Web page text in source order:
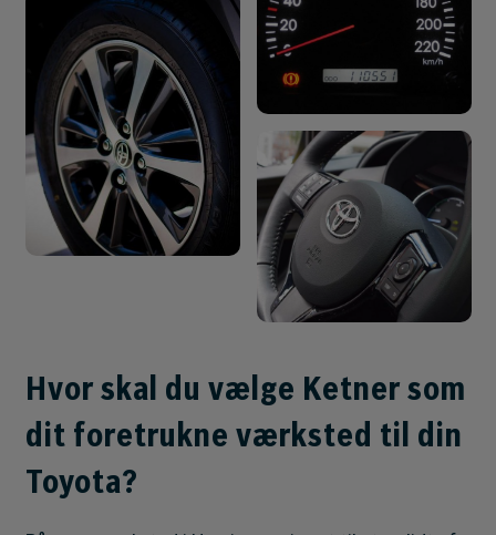
Hvor skal du vælge Ketner som
dit foretrukne værksted til din
Toyota?